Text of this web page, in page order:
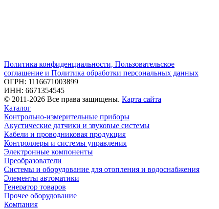
Политика конфиденциальности, Пользовательское
соглашение и Политика обработки персональных данных
ОГРН: 1116671003899
ИНН: 6671354545
© 2011-2026 Все права защищены. Карта сайта
Каталог
Контрольно-измерительные приборы
Акустические датчики и звуковые системы
Кабели и проводниковая продукция
Контроллеры и системы управления
Электронные компоненты
Преобразователи
Системы и оборудование для отопления и водоснабжения
Элементы автоматики
Генератор товаров
Прочее оборудование
Компания